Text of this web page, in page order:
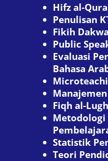
Hifz al-
Penulisan
Fikih
Public
Evaluasi
Bahasa
Fiqh al-
Metodologi
Statistik
Teori